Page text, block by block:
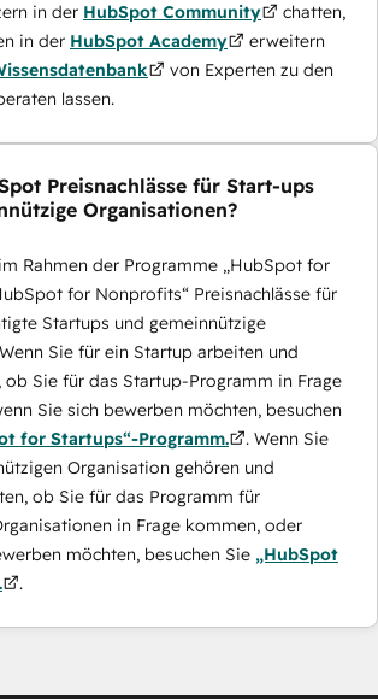
in der HubSpot Community
chatten,
in der HubSpot Academy
erweitern
von Experten zu den
lassen.
Preisnachlässe für Start-ups
Organisationen?
Rahmen der Programme „HubSpot for
for Nonprofits“ Preisnachlässe für
Startups und gemeinnützige
Sie für ein Startup arbeiten und
ob Sie für das Startup-Programm in Frage
Sie sich bewerben möchten, besuchen
for Startups“-Programm.
. Wenn Sie
Organisation gehören und
ob Sie für das Programm für
in Frage kommen, oder
möchten, besuchen Sie „HubSpot
.